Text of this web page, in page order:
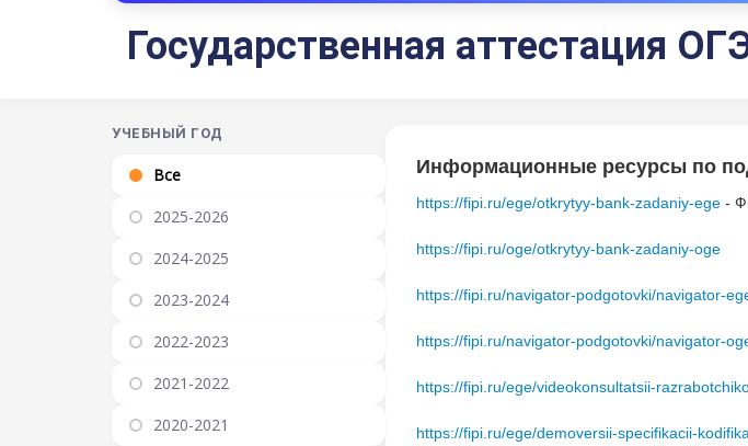
Государственная аттестация
УЧЕБНЫЙ ГОД
Все
2025-2026
2024-2025
2023-2024
2022-2023
2021-2022
2020-2021
Информационные ресурсы по
https://fipi.ru/ege/otkrytyy-bank-zadaniy-ege -
https://fipi.ru/oge/otkrytyy-bank-zadaniy-oge
https://fipi.ru/navigator-podgotovki/navigator-
https://fipi.ru/navigator-podgotovki/navigator-
https://fipi.ru/ege/videokonsultatsii-
https://fipi.ru/ege/demoversii-specifikacii-